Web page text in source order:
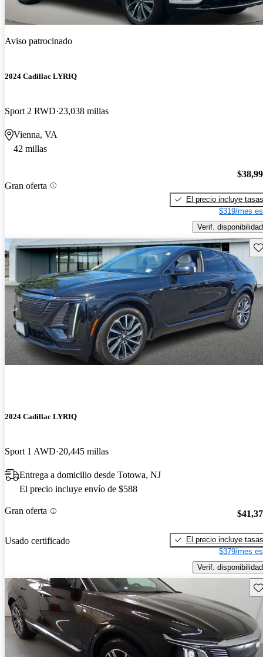
Aviso patrocinado
2024 Cadillac LYRIQ
Sport 2 RWD 23,038 millas
Vienna, VA
42 millas
Gran oferta
El precio incluye tasas
$319/mes
Verif. disponibilidad
2024 Cadillac LYRIQ
Sport 1 AWD 20,445 millas
Entrega a domicilio desde Totowa, NJ
El precio incluye envío de $588
Gran oferta
Usado certificado
El precio incluye tasas
$379/mes
Verif. disponibilidad